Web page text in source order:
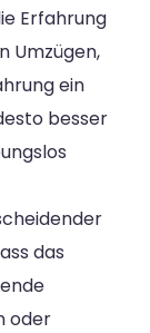
Erfahrung
Umzügen,
ein
besser
das
oder